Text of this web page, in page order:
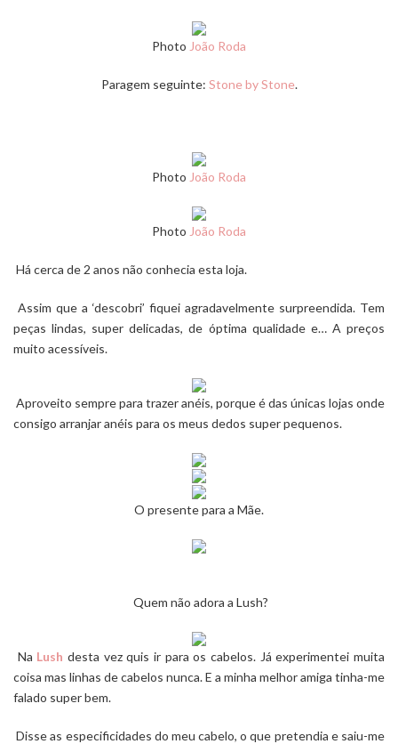
Photo João Roda
Paragem seguinte: Stone by Stone.
Photo João Roda
Photo João Roda
Há cerca de 2 anos não conhecia esta loja.
Assim que a ‘descobri’ fiquei agradavelmente surpreendida. Tem
peças lindas, super delicadas, de óptima qualidade e… A preços
muito acessíveis.
Aproveito sempre para trazer anéis, porque é das únicas lojas onde
consigo arranjar anéis para os meus dedos super pequenos.
O presente para a Mãe.
Quem não adora a Lush?
Na Lushdesta vez quis ir para os cabelos. Já experimentei muita
coisa mas linhas de cabelos nunca. E a minha melhor amiga tinha-me
falado super bem.
Disse as especificidades do meu cabelo, o que pretendia e saiu-me